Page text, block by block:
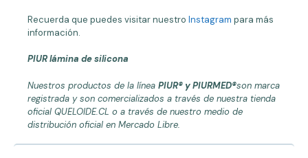
Recuerda que puedes visitar nuestro Instagram para más
información.
PIUR lámina de silicona
Nuestros productos de la línea PIUR® y PIURMED®son marca
registrada y son comercializados a través de nuestra tienda
oficial QUELOIDE.CL o a través de nuestro medio de
distribución oficial en Mercado Libre.